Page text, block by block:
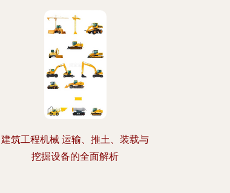
建筑工程机械 运输、推土、装载与
挖掘设备的全面解析